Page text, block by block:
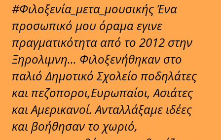
#Φιλοξενία_μετα_μουσικής Ένα
προσωπικό μου όραμα εγινε
πραγματικότητα από το 2012 στην
Ξηρολιμνη... Φιλοξενήθηκαν στο
παλιό Δημοτικό Σχολείο ποδηλάτες
και πεζοποροι,Ευρωπαίοι, Ασιάτες
και Αμερικανοί. Ανταλλάξαμε ιδέες
και βοήθησαν το χωριό,